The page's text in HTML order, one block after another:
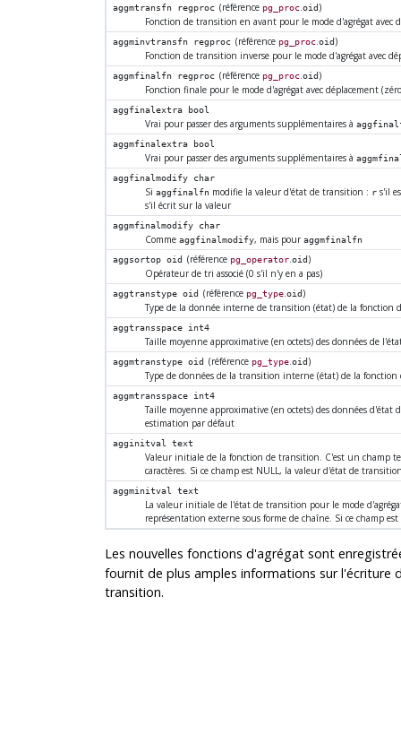
aggmtransfn regproc (référence pg_proc.oid)
Fonction de transition en avant pour le mode d'agrégat avec
aggminvtransfn regproc (référence pg_proc.oid)
Fonction de transition inverse pour le mode d'agrégat avec
aggmfinalfn regproc (référence pg_proc.oid)
Fonction finale pour le mode d'agrégat avec déplacement
aggfinalextra bool
Vrai pour passer des arguments supplémentaires à
aggmfinalextra
bool
Vrai pour passer des arguments supplémentaires à
aggfinalmodify
char
Si aggfinalfnmodifie la valeur d'état de transition : rs'il
s'il écrit sur la valeur
aggmfinalmodify char
Comme aggfinalmodify, mais pouraggmfinalfn
aggsortop oid (référence pg_operator.oid)
Opérateur de tri associé (0 s'il n'y en a pas)
aggtranstype oid (référence pg_type.oid)
Type de la donnée interne de transition (état) de la fonction
aggtransspace int4
Taille moyenne approximative (en octets) des données de
aggmtranstype oid (référence pg_type.oid)
Type de données de la transition interne (état) de la fonction
aggmtransspace int4
Taille moyenne approximative (en octets) des données
estimation par défaut
agginitval text
Valeur initiale de la fonction de transition. C'est un champ
caractères. Si ce champ est NULL, la valeur d'état de
aggminitval text
La valeur initiale de l'état de transition pour le mode
représentation externe sous forme de chaîne. Si ce champ
Les nouvelles fonctions d'agrégat sont
fournit de plus amples informations sur
transition.